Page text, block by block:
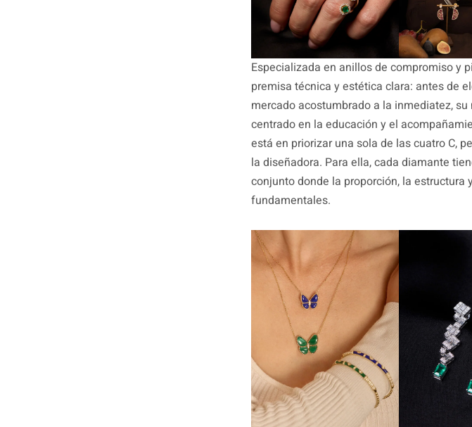
Especializada en anillos de compromiso y
premisa técnica y estética clara: antes de
mercado acostumbrado a la inmediatez,
centrado en la educación y el
está en priorizar una sola de las cuatro C,
la diseñadora. Para ella, cada diamante
conjunto donde la proporción, la estructura
fundamentales.